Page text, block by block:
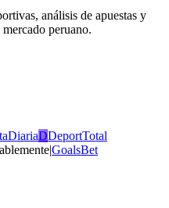
análisis de apuestas y
mercado peruano.
DDeportTotal
|GoalsBet